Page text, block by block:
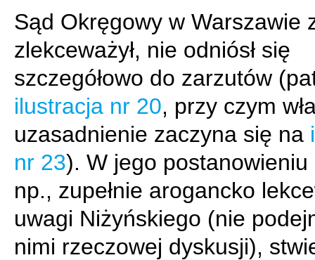
Sąd Okręgowy w Warszawie
zlekceważył, nie odniósł się
szczegółowo do zarzutów
ilustracja nr 20, przy czym
uzasadnienie zaczyna się na
nr 23). W jego postanowieniu
np., zupełnie arogancko
uwagi Niżyńskiego (nie
nimi rzeczowej dyskusji),